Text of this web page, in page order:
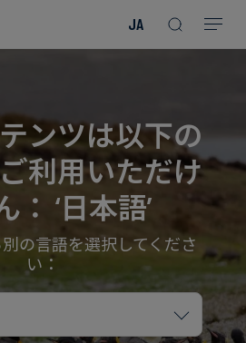
JA
役
員
紹
介
所
ァ
ッ
シ
ョ
ン
エ
ク
ト
を
見
る
レ
ポ
ー
ト
後
Read more
Read more
Read more
Read more
Read more
ンツは以下の
利用いただけ
： ‘日本語’
の言語を選択してくださ
い：